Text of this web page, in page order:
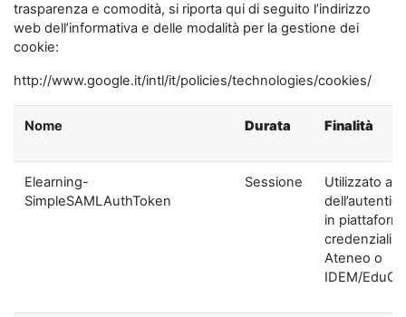
trasparenza e comodità, si riporta qui di seguito l’indirizzo
web dell’informativa e delle modalità per la gestione dei
cookie:
http://www.google.it/intl/it/policies/technologies/cookies/
Nome Durata Finalità
Elearning-
SimpleSAMLAuthToken
Sessione
Utilizzato ai
in
credenziali di
Ateneo o
IDEM/